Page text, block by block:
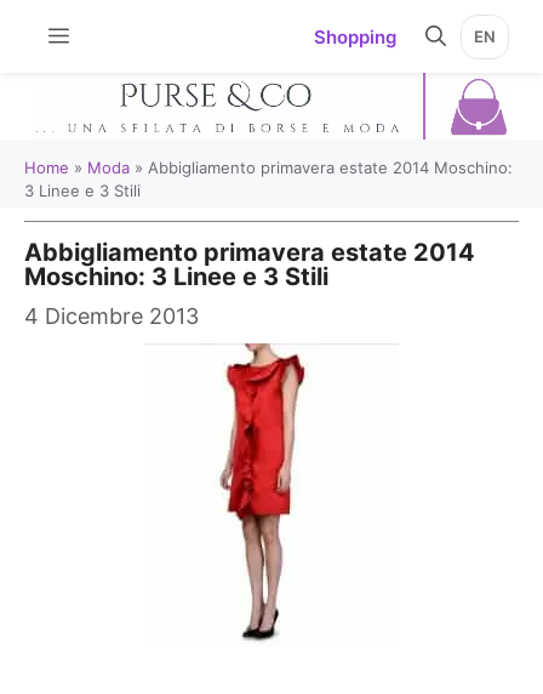
Shopping EN
Home » Moda » Abbigliamento primavera estate 2014 Moschino:
3 Linee e 3 Stili
Abbigliamento primavera estate 2014
Moschino: 3 Linee e 3 Stili
4 Dicembre 2013